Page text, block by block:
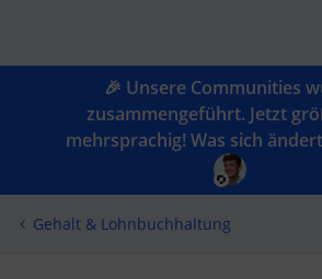
🎉 Unsere Communities
zusammengeführt. Jetzt
mehrsprachig! Was sich
Gehalt & Lohnbuchhaltung